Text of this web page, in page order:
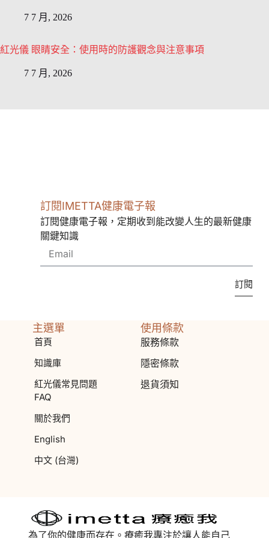
7 7 月, 2026
紅光儀 眼睛安全：使用時的防護觀念與注意事項
7 7 月, 2026
訂閱IMETTA健康電子報
訂閱健康電子報，定期收到能改變人生的最新健康
關鍵知識
訂閱
主選單
首頁
知識庫
紅光儀常見問題
FAQ
關於我們
English
中文 (台灣)
使用條款
服務條款
隱密條款
退貨須知
為了你的健康而存在。療癒我專注於讓人能自己